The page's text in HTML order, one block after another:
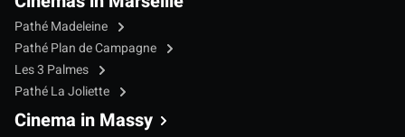
Pathé Madeleine
Pathé Plan de Campagne
Les 3 Palmes
Pathé La Joliette
Cinema in Massy